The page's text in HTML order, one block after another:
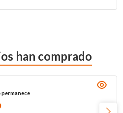
han comprado
permanece